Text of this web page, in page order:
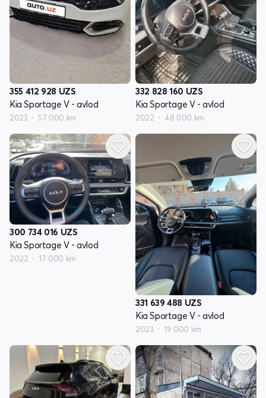
355 412 928 UZS
Kia Sportage V - avlod
2023 57 000 km
332 828 160 UZS
Kia Sportage V - avlod
2022 48 000 km
300 734 016 UZS
Kia Sportage V - avlod
2022 17 000 km
331 639 488 UZS
Kia Sportage V - avlod
2023 19 000 km